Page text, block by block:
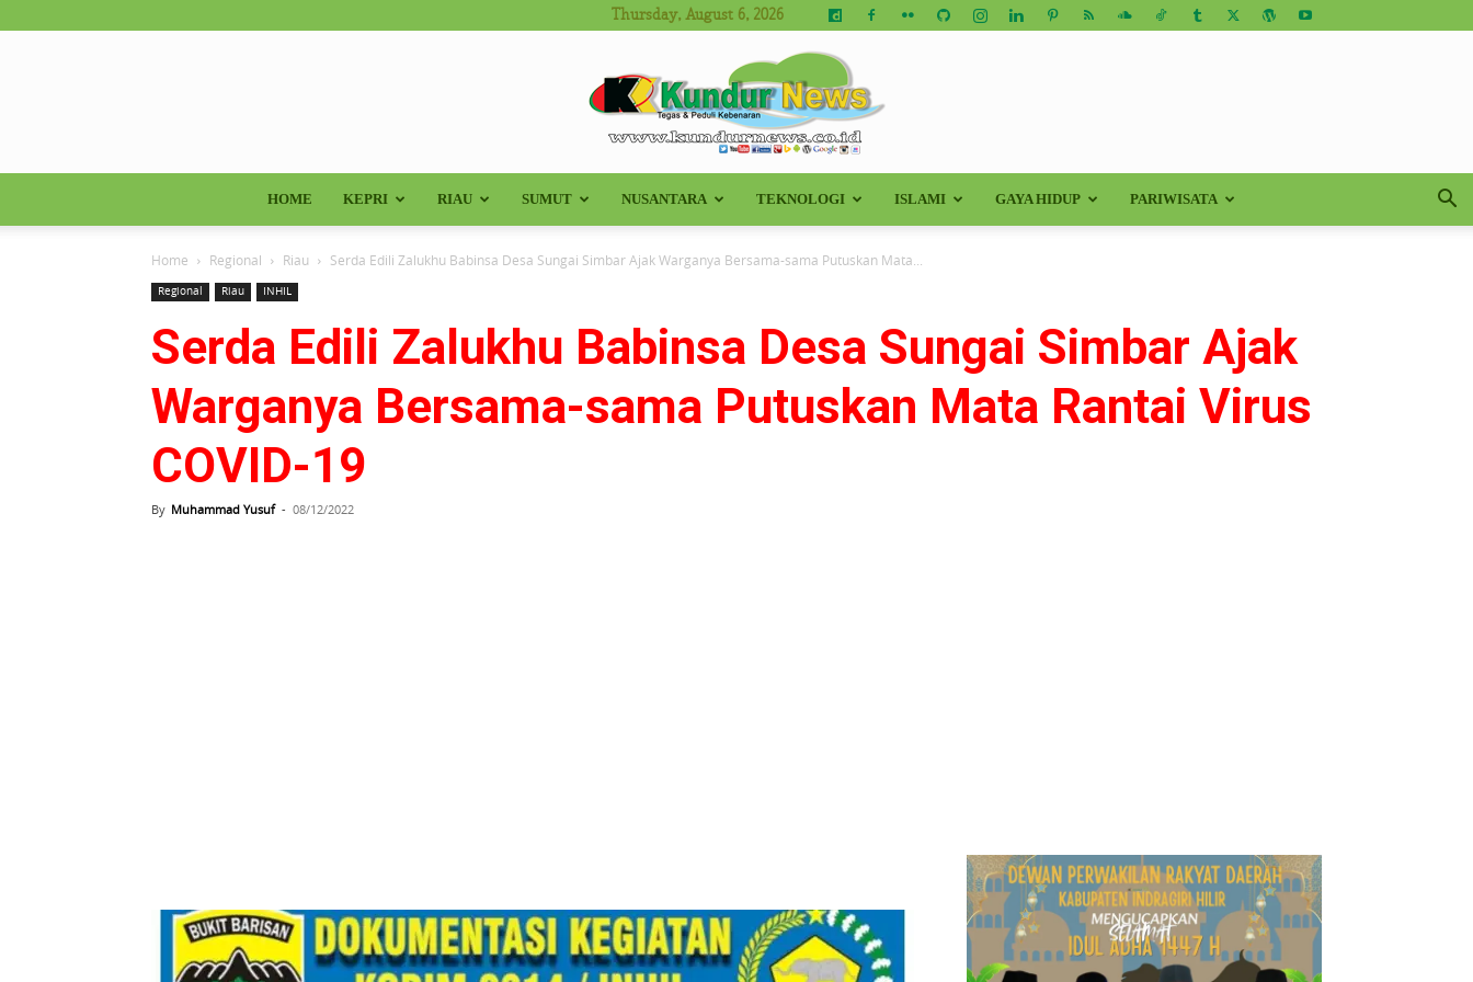
Thursday, August 6, 2026
Kundur
News
HOME KEPRI RIAU SUMUT NUSANTARA TEKNOLOGI ISLAMI GAYA HIDUP PARIWISATA
Home Regional Riau Serda Edili Zalukhu Babinsa Desa Sungai Simbar Ajak Warganya Bersama-sama Putuskan Mata...
Regional Riau INHIL
Serda Edili Zalukhu Babinsa Desa Sungai Simbar Ajak
Warganya Bersama-sama Putuskan Mata Rantai Virus
COVID-19
By Muhammad Yusuf - 08/12/2022